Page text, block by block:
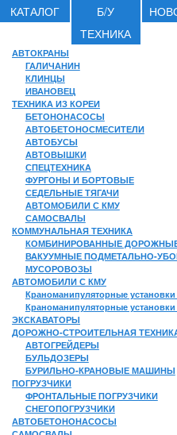
КАТАЛОГ
Б/У
ТЕХНИКА
АВТОКРАНЫ
ГАЛИЧАНИН
КЛИНЦЫ
ИВАНОВЕЦ
ТЕХНИКА ИЗ КОРЕИ
БЕТОНОНАСОСЫ
АВТОБЕТОНОСМЕСИТЕЛИ
АВТОБУСЫ
АВТОВЫШКИ
СПЕЦТЕХНИКА
ФУРГОНЫ И БОРТОВЫЕ
СЕДЕЛЬНЫЕ ТЯГАЧИ
АВТОМОБИЛИ С КМУ
САМОСВАЛЫ
КОММУНАЛЬНАЯ ТЕХНИКА
КОМБИНИРОВАННЫЕ
ВАКУУМНЫЕ ПОДМЕТАЛЬНО-
МУСОРОВОЗЫ
АВТОМОБИЛИ С КМУ
Краноманипуляторные
Краноманипуляторные
ЭКСКАВАТОРЫ
ДОРОЖНО-СТРОИТЕЛЬНАЯ
АВТОГРЕЙДЕРЫ
БУЛЬДОЗЕРЫ
БУРИЛЬНО-КРАНОВЫЕ МАШИНЫ
ПОГРУЗЧИКИ
ФРОНТАЛЬНЫЕ ПОГРУЗЧИКИ
СНЕГОПОГРУЗЧИКИ
АВТОБЕТОНОНАСОСЫ